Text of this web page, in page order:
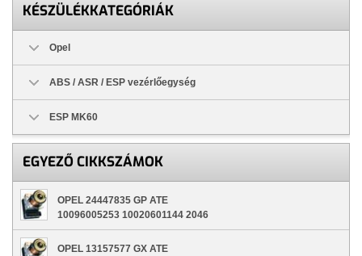
KÉSZÜLÉKKATEGÓRIÁK
Opel
ABS / ASR / ESP vezérlőegység
ESP MK60
EGYEZŐ CIKKSZÁMOK
OPEL 24447835 GP ATE
10096005253 10020601144 2046
OPEL 13157577 GX ATE